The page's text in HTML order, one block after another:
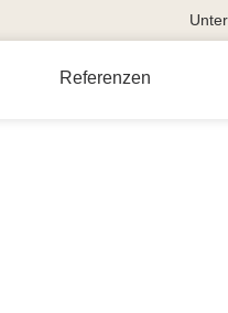
Referenzen